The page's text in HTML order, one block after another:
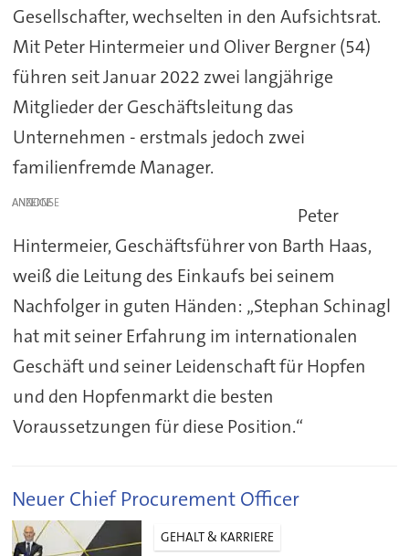
Gesellschafter, wechselten in den Aufsichtsrat.
Mit Peter Hintermeier und Oliver Bergner (54)
führen seit Januar 2022 zwei langjährige
Mitglieder der Geschäftsleitung das
Unternehmen - erstmals jedoch zwei
familienfremde Manager.
ANZEIGE
Peter
Hintermeier, Geschäftsführer von Barth Haas,
weiß die Leitung des Einkaufs bei seinem
Nachfolger in guten Händen: „Stephan Schinagl
hat mit seiner Erfahrung im internationalen
Geschäft und seiner Leidenschaft für Hopfen
und den Hopfenmarkt die besten
Voraussetzungen für diese Position.“
Neuer Chief Procurement Officer
GEHALT & KARRIERE